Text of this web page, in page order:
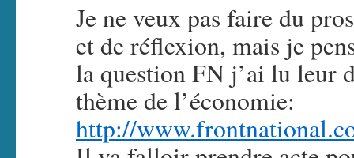
Je ne veux pas faire du
et de réflexion, mais je
la question FN j’ai lu leur
thème de l’économie:
http://